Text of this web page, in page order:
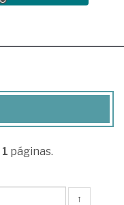
1 páginas.
↑